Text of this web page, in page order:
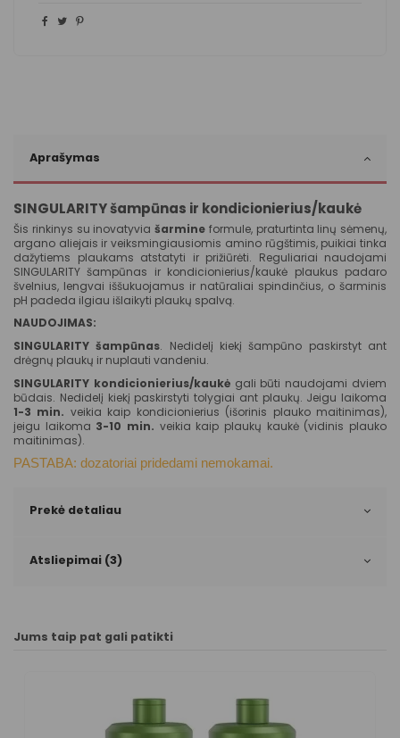
Aprašymas
SINGULARITY šampūnas ir kondicionierius/kaukė
Šis rinkinys su inovatyvia šarmine formule, praturtinta linų sėmenų,
argano aliejais ir veiksmingiausiomis amino rūgštimis, puikiai tinka
dažytiems plaukams atstatyti ir prižiūrėti. Reguliariai naudojami
SINGULARITY šampūnas ir kondicionierius/kaukė plaukus padaro
švelnius, lengvai iššukuojamus ir natūraliai spindinčius, o šarminis
pH padeda ilgiau išlaikyti plaukų spalvą.
NAUDOJIMAS:
SINGULARITY šampūnas. Nedidelį kiekį šampūno paskirstyt ant
drėgnų plaukų ir nuplauti vandeniu.
SINGULARITY kondicionierius/kaukėgali būti naudojami dviem
būdais. Nedidelį kiekį paskirstyti tolygiai ant plaukų. Jeigu laikoma
1-3 min. veikia kaip kondicionierius (išorinis plauko maitinimas),
jeigu laikoma 3-10 min. veikia kaip plaukų kaukė (vidinis plauko
maitinimas).
PASTABA: dozatoriai pridedami nemokamai.
Prekė detaliau
Atsliepimai (3)
Jums taip pat gali patikti